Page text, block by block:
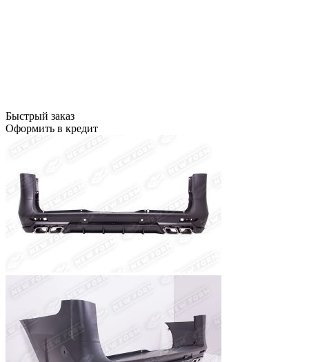
Быстрый заказ
Оформить в кредит